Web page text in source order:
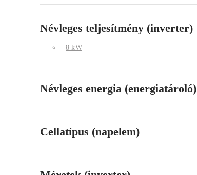
Névleges teljesítmény (inverter)
8 kW
Névleges energia (energiatároló)
Cellatípus (napelem)